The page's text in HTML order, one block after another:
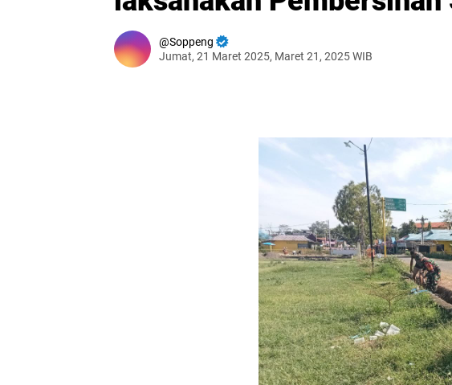
Soppeng
Jumat, 21 Maret 2025, Maret 21, 2025 WIB